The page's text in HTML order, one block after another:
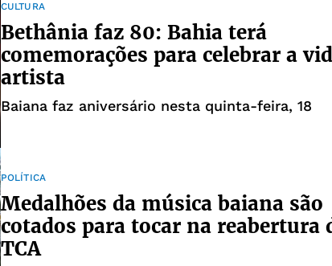
CULTURA
Bethânia faz 80: Bahia terá
comemorações para celebrar a
artista
Baiana faz aniversário nesta quinta-feira, 18
POLÍTICA
Medalhões da música baiana são
cotados para tocar na reabertura
TCA